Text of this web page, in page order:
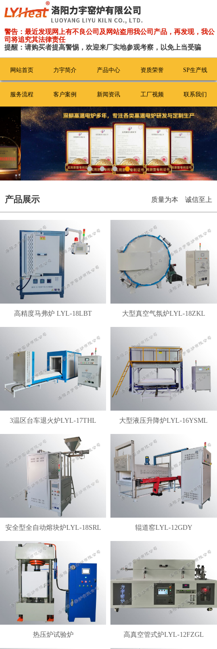
警告：最近发现网上有不良公司及网站盗用我公司产品，再发现，我公
司将追究其法律责任
提醒：请购买者提高警惕，欢迎来厂实地参观考察，以免上当受骗
网站首页 力宇简介 产品中心 资质荣誉 SP生产线
服务流程 客户案例 新闻资讯 工厂视频 联系我们
产品展示 质量为本 诚信至上
高精度马弗炉 LYL-18LBT 大型真空气氛炉LYL-18ZKL
3温区台车退火炉LYL-17THL 大型液压升降炉LYL-16YSML
安全型全自动熔块炉LYL-18SRL 辊道窑LYL-12GDY
热压炉试验炉 高真空管式炉LYL-12FZGL